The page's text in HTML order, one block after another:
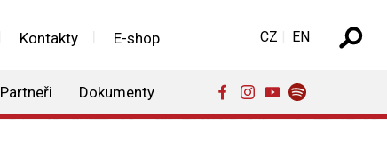
Kontakty E-shop
Partneři Dokumenty
Zvolte jazyk
CZ EN